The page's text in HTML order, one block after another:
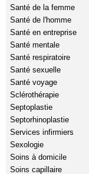
Santé de la femme
Santé de l'homme
Santé en entreprise
Santé mentale
Santé respiratoire
Santé sexuelle
Santé voyage
Sclérothérapie
Septoplastie
Septorhinoplastie
Services infirmiers
Sexologie
Soins à domicile
Soins capillaire